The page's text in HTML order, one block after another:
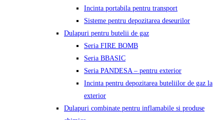
Incinta portabila pentru transport
Sisteme pentru depozitarea deseurilor
Dulapuri pentru butelii de gaz
Seria FIRE BOMB
Seria BBASIC
Seria PANDESA – pentru exterior
Incinta pentru depozitarea buteliilor de gaz la
exterior
Dulapuri combinate pentru inflamabile si produse